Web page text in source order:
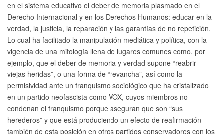
en el sistema educativo el deber de memoria plasmado en el
Derecho Internacional y en los Derechos Humanos: educar en la
verdad, la justicia, la reparación y las garantías de no repetición.
Lo cual ha facilitado la manipulación mediática y política, con la
vigencia de una mitología llena de lugares comunes como, por
ejemplo, que el deber de memoria y verdad supone “reabrir
viejas heridas”, o una forma de “revancha”, así como la
permisividad ante un franquismo sociológico que ha cristalizado
en un partido neofascista como VOX, cuyos miembros no
condenan el franquismo porque aseguran que son “sus
herederos” y que está produciendo un efecto de reafirmación
también de esta posición en otros partidos conservadores con los